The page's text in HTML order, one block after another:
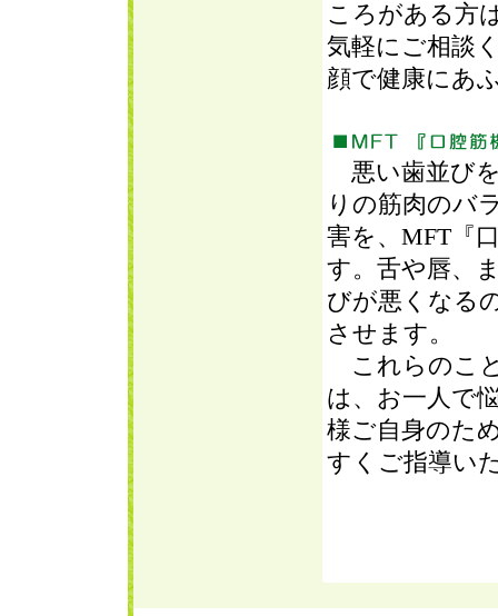
ころがある方
気軽にご相談
顔で健康にあ
悪い歯並び
りの筋肉のバ
害を、MFT『
す。舌や唇、
びが悪くなる
させます。
これらのこ
は、お一人で
様ご自身のた
すくご指導い